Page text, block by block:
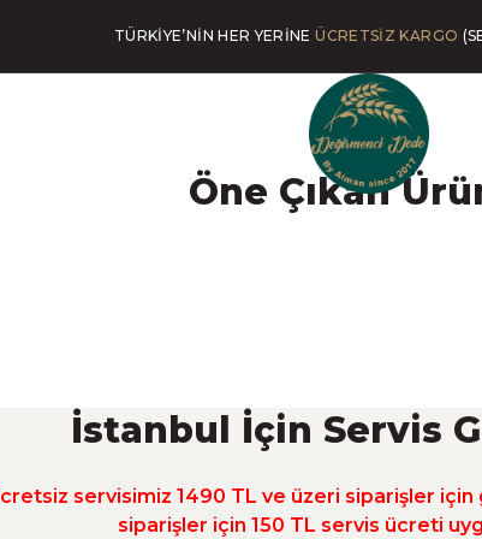
TÜRKİYE’NİN HER YERİNEÜCRETSİZ KARGO
EV YAPIMI
EKMEK
Öne Çıkan
İstanbul İçin Servis
servisimiz 1490 TL ve üzeri siparişler için
siparişler için 150 TL servis ücreti